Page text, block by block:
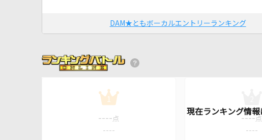
DAM★ともボーカルエントリーランキング
1
---- 点
----
---- 点
----